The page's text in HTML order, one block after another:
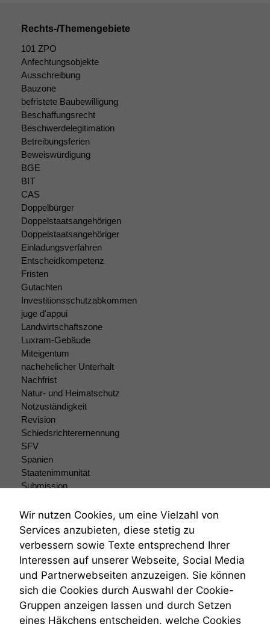
Rechts-/Themengebiete
101 ZPO
Anfechtungsobjekte
Ausschreibung
Bauzone
befristete Baubewilligung
Beschaffungsrecht
Beschwerdelegitimation
Betreibungsferien
Beweiswürdigung
BGE
BIT
CAS
Doppelbürger
Doppelstaatsangehörigen
Doppelstaatsangehöriger
Einladungsverfahren
Entscheidkompetenz
Fristen
Gutachten
Investitionsschutzabkommen
juge d'appui
Landwirtschaftszone
Luxram-Gebäude
Miteigentum
nachehelicher Unterhalt
Nachfrist
Natur- und Heimatschutz
Notzuständigkeit
Revision
Schiedsrichterernennung
SFV
Spanien
Staatenimmunität
Submission
Teilungsklage
Venezuela
VRK
Wiederherstellungsanordnung
Zivilprozessordnung
ZPO
Zustellfiktion
Zuständigkeit
Öffentliches Personalrecht
Wir nutzen Cookies, um eine Vielzahl von
Services anzubieten, diese stetig zu
verbessern sowie Texte entsprechend Ihrer
Interessen auf unserer Webseite, Social Media
und Partnerwebseiten anzuzeigen. Sie können
sich die Cookies durch Auswahl der Cookie-
Gruppen anzeigen lassen und durch Setzen
eines Häkchens entscheiden, welche Cookies
funktionieren.
Marketing
Wir speichern
anonyme Daten ab,
um interne
marketingtechnische
Auswertungen
durchführen zu
können. Diese helfen